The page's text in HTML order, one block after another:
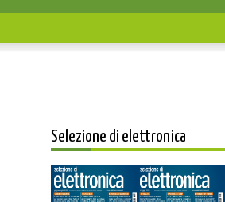
Selezione di elettronica